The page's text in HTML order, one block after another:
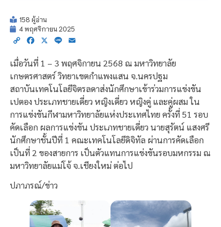
158 ผู้อ่าน
4 พฤศจิกายน 2025
Copy Facebook
X Line
เมื่อวันที่ 1 – 3 พฤศจิกายน 2568 ณ มหาวิทยาลัย
เกษตรศาสตร์ วิทยาเขตกำแพงแสน จ.นครปฐม
สถาบันเทคโนโลยีจิตรลดาส่งนักศึกษาเข้าร่วมการแข่งขัน
เปตอง ประเภทชายเดี่ยว หญิงเดี่ยว หญิงคู่ และคู่ผสม ใน
การแข่งขันกีฬามหาวิทยาลัยแห่งประเทศไทย ครั้งที่ 51 รอบ
คัดเลือก ผลการแข่งขัน ประเภทชายเดี่ยว นายสุรัตน์ แสงศรี
นักศึกษาชั้นปีที่ 1 คณะเทคโนโลยีดิจิทัล ผ่านการคัดเลือก
เป็นที่ 2 ของสายการ เป็นตัวแทนการแข่งขันรอบมหกรรม ณ
มหาวิทยาลัยแม่โจ้ จ.เชียงใหม่ ต่อไป
ปภาภรณ์/ข่าว